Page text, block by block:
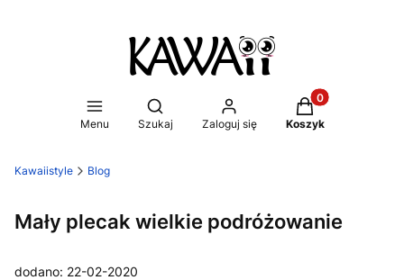
Menu
Otwórz wyszukiwarkę
Szukaj Zaloguj się
Produkty w
Koszyk
Kawaiistyle Blog
Mały plecak wielkie podróżowanie
dodano: 22-02-2020